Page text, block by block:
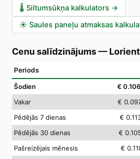
🌡️ Siltumsūkņa kalkulators →
☀️ Saules paneļu atmaksas
Cenu salīdzinājums— Lorient
Periods
Šodien €
Vakar
€
Pēdējās 7 dienas
€
Pēdējās 30 dienas
€
Pašreizējais mēnesis
€